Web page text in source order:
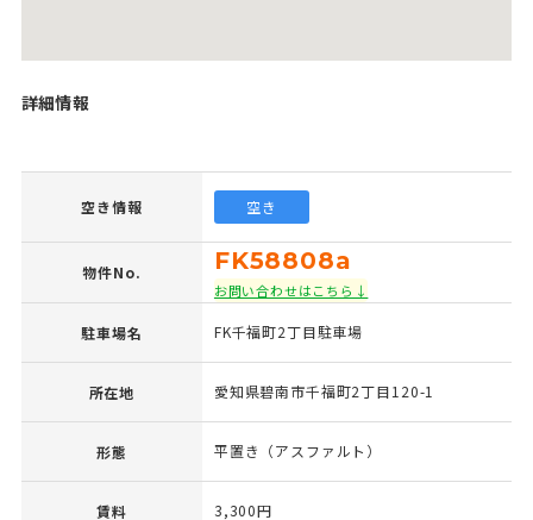
詳細情報
空き情報 空き
物件No. FK58808a
お問い合わせはこちら↓
駐車場名 FK千福町2丁目駐車場
所在地 愛知県碧南市千福町2丁目120-1
形態 平置き（アスファルト）
賃料 3,300円